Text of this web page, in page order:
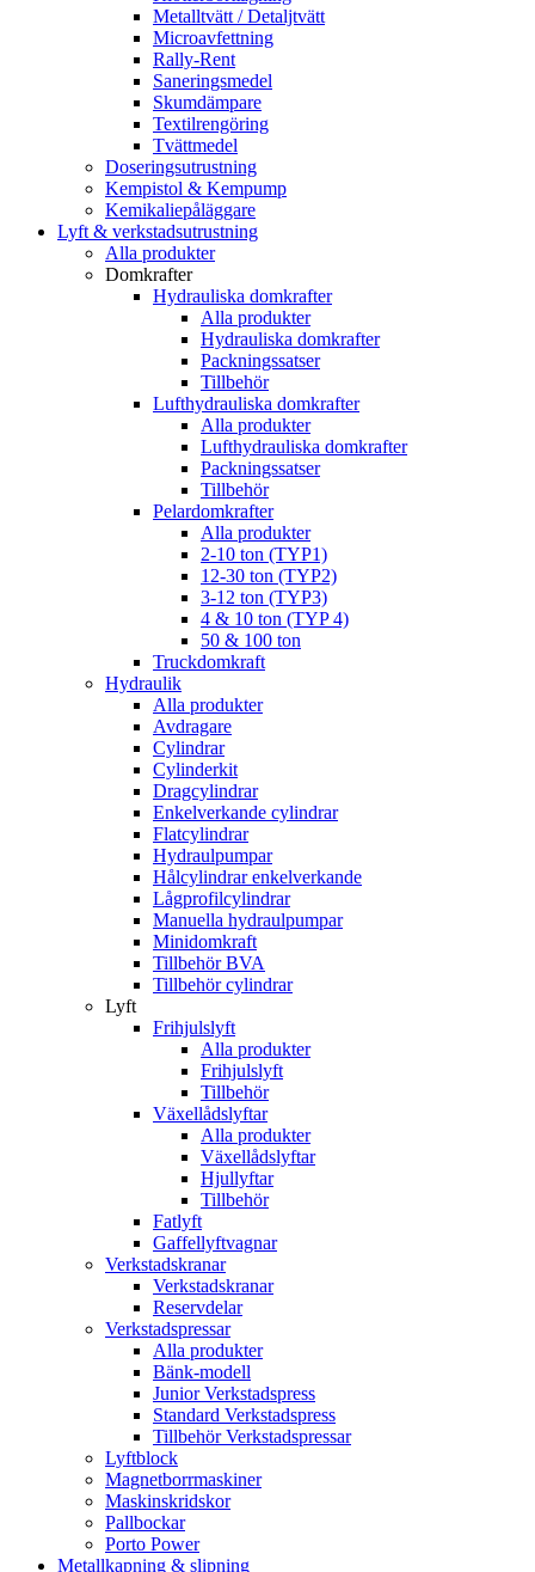
Metalltvätt / Detaljtvätt
Microavfettning
Rally-Rent
Saneringsmedel
Skumdämpare
Textilrengöring
Tvättmedel
Doseringsutrustning
Kempistol & Kempump
Kemikaliepåläggare
Lyft & verkstadsutrustning
Alla produkter
Domkrafter
Hydrauliska domkrafter
Alla produkter
Hydrauliska domkrafter
Packningssatser
Tillbehör
Lufthydrauliska domkrafter
Alla produkter
Lufthydrauliska domkrafter
Packningssatser
Tillbehör
Pelardomkrafter
Alla produkter
2-10 ton (TYP1)
12-30 ton (TYP2)
3-12 ton (TYP3)
4 & 10 ton (TYP 4)
50 & 100 ton
Truckdomkraft
Hydraulik
Alla produkter
Avdragare
Cylindrar
Cylinderkit
Dragcylindrar
Enkelverkande cylindrar
Flatcylindrar
Hydraulpumpar
Hålcylindrar enkelverkande
Lågprofilcylindrar
Manuella hydraulpumpar
Minidomkraft
Tillbehör BVA
Tillbehör cylindrar
Lyft
Frihjulslyft
Alla produkter
Frihjulslyft
Tillbehör
Växellådslyftar
Alla produkter
Växellådslyftar
Hjullyftar
Tillbehör
Fatlyft
Gaffellyftvagnar
Verkstadskranar
Verkstadskranar
Reservdelar
Verkstadspressar
Alla produkter
Bänk-modell
Junior Verkstadspress
Standard Verkstadspress
Tillbehör Verkstadspressar
Lyftblock
Magnetborrmaskiner
Maskinskridskor
Pallbockar
Porto Power
Metallkapning & slipning